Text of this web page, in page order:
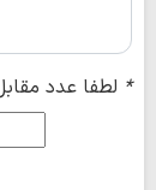
* لطفا عدد